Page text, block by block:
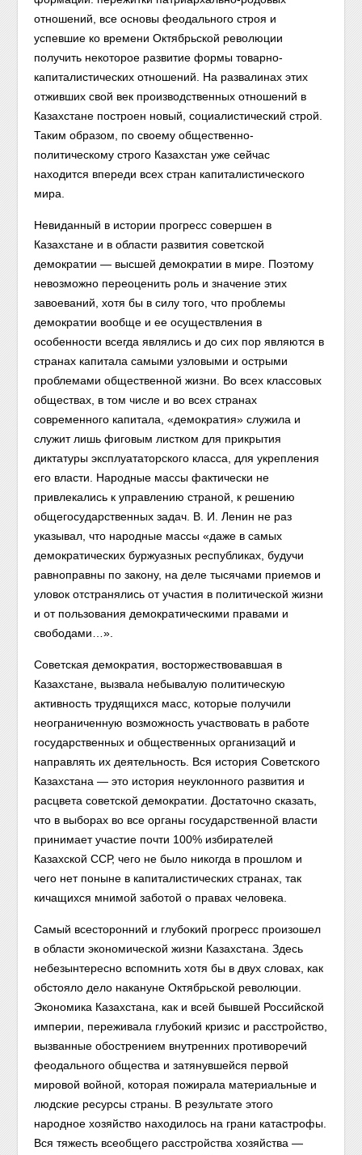
отношений, все основы феодального строя и
успевшие ко времени Октябрьской революции
получить некоторое развитие формы товарно-
капиталистических отношений. На развалинах этих
отживших свой век производственных отношений в
Казахстане построен новый, социалистический строй.
Таким образом, по своему общественно-
политическому строго Казахстан уже сейчас
находится впереди всех стран капиталистического
мира.
Невиданный в истории прогресс совершен в
Казахстане и в области развития советской
демократии — высшей демократии в мире. Поэтому
невозможно переоценить роль и значение этих
завоеваний, хотя бы в силу того, что проблемы
демократии вообще и ее осуществления в
особенности всегда являлись и до сих пор являются в
странах капитала самыми узловыми и острыми
проблемами общественной жизни. Во всех классовых
обществах, в том числе и во всех странах
современного капитала, «демократия» служила и
служит лишь фиговым листком для прикрытия
диктатуры эксплуататорского класса, для укрепления
его власти. Народные массы фактически не
привлекались к управлению страной, к решению
общегосударственных задач. В. И. Ленин не раз
указывал, что народные массы «даже в самых
демократических буржуазных республиках, будучи
равноправны по закону, на деле тысячами приемов и
уловок отстранялись от участия в политической жизни
и от пользования демократическими правами и
свободами…».
Советская демократия, восторжествовавшая в
Казахстане, вызвала небывалую политическую
активность трудящихся масс, которые получили
неограниченную возможность участвовать в работе
государственных и общественных организаций и
направлять их деятельность. Вся история Советского
Казахстана — это история неуклонного развития и
расцвета советской демократии. Достаточно сказать,
что в выборах во все органы государственной власти
принимает участие почти 100% избирателей
Казахской ССР, чего не было никогда в прошлом и
чего нет поныне в капиталистических странах, так
кичащихся мнимой заботой о правах человека.
Самый всесторонний и глубокий прогресс произошел
в области экономической жизни Казахстана. Здесь
небезынтересно вспомнить хотя бы в двух словах, как
обстояло дело накануне Октябрьской революции.
Экономика Казахстана, как и всей бывшей Российской
империи, переживала глубокий кризис и расстройство,
вызванные обострением внутренних противоречий
феодального общества и затянувшейся первой
мировой войной, которая пожирала материальные и
людские ресурсы страны. В результате этого
народное хозяйство находилось на грани катастрофы.
Вся тяжесть всеобщего расстройства хозяйства —